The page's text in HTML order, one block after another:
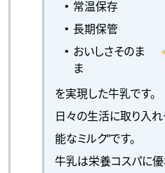
常温保存
長期保管
おいしさそのま
ま
を実現した牛乳です。
日々の生活に取り入れ
能なミルク"です。
牛乳は栄養コスパに優